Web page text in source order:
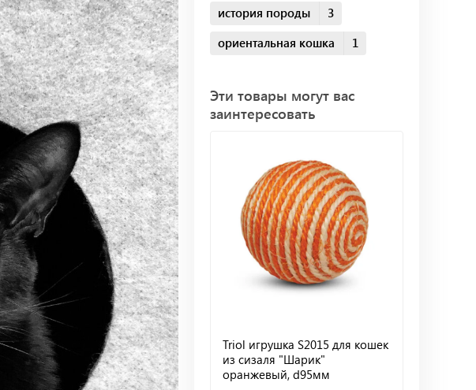
история породы
3
ориентальная кошка
1
Эти товары могут вас
заинтересовать
Triol игрушка S2015 для кошек
из сизаля "Шарик"
оранжевый, d95мм